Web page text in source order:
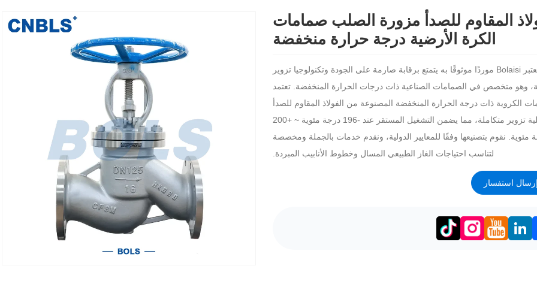
المقاوم للصدأ مزورة الصلب صمامات
الكرة الأرضية درجة حرارة منخفضة
تعتبر Bolaisi موردًا موثوقًا به يتمتع برقابة صارمة على الجودة وتكنولوجيا تزوير
وهو متخصص في الصمامات الصناعية ذات درجات الحرارة المنخفضة. تعتمد
الكروية ذات درجة الحرارة المنخفضة المصنوعة من الفولاذ المقاوم للصدأ
عملية تزوير متكاملة، مما يضمن التشغيل المستقر عند -196 درجة مئوية ~ +200
مئوية. نقوم بتصنيعها وفقًا للمعايير الدولية، ونقدم خدمات بالجملة ومخصصة
لتناسب احتياجات الغاز الطبيعي المسال وخطوط الأنابيب المبردة.
إرسال استفسار
LinkedIn